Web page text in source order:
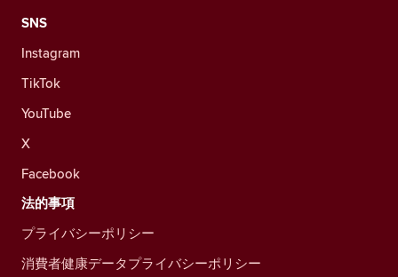
SNS
Instagram
TikTok
YouTube
X
Facebook
法的事項
プライバシーポリシー
消費者健康データプライバシーポリシー